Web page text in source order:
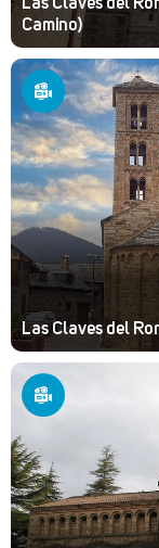
Las Claves del
Camino)
Las Claves del